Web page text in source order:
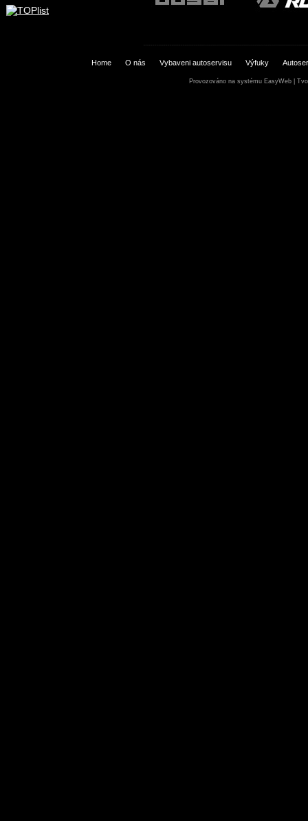
Home O nás Vybaveni autoservisu Výfuky
Provozováno na systému EasyWeb|